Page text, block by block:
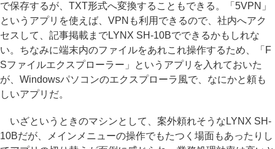
で保存するが、TXT形式へ変換することもできる。「5VPN」
というアプリを使えば、VPNも利用できるので、社内へアク
セスして、記事掲載までLYNX SH-10Bでできるかもしれな
い。ちなみに端末内のファイルをあれこれ操作するため、「F
Sファイルエクスプローラー」というアプリを入れておいた
が、Windowsパソコンのエクスプローラ風で、なにかと頼も
しいアプリだ。
いざというときのマシンとして、案外頼れそうなLYNX SH-
10Bだが、メインメニューの操作でもたつく場面もあったりし